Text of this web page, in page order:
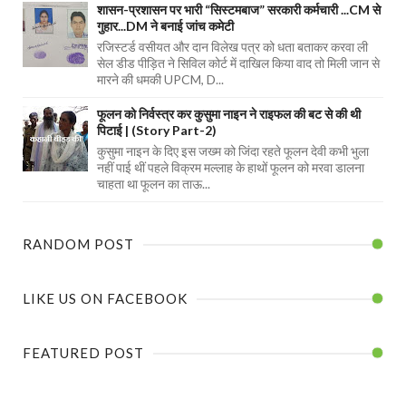
शासन-प्रशासन पर भारी “सिस्टमबाज” सरकारी कर्मचारी ...CM से
गुहार...DM ने बनाई जांच कमेटी
रजिस्टर्ड वसीयत और दान विलेख पत्र को धता बताकर करवा ली
सेल डीड पीड़ित ने सिविल कोर्ट में दाखिल किया वाद तो मिली जान से
मारने की धमकी UPCM, D...
फूलन को निर्वस्त्र कर कुसुमा नाइन ने राइफल की बट से की थी
पिटाई | (Story Part-2)
कुसुमा नाइन के दिए इस जख्म को जिंदा रहते फूलन देवी कभी भुला
नहीं पाई थीं पहले विक्रम मल्लाह के हाथों फूलन को मरवा डालना
चाहता था फूलन का ताऊ...
RANDOM POST
LIKE US ON FACEBOOK
FEATURED POST